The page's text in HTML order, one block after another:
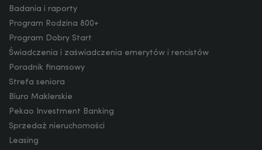
Badania i raporty
Program Rodzina 800+
Program Dobry Start
Świadczenia i zaświadczenia emerytów i rencistów
Poradnik finansowy
Strefa seniora
Biuro Maklerskie
Pekao Investment Banking
Sprzedaż nieruchomości
Leasing